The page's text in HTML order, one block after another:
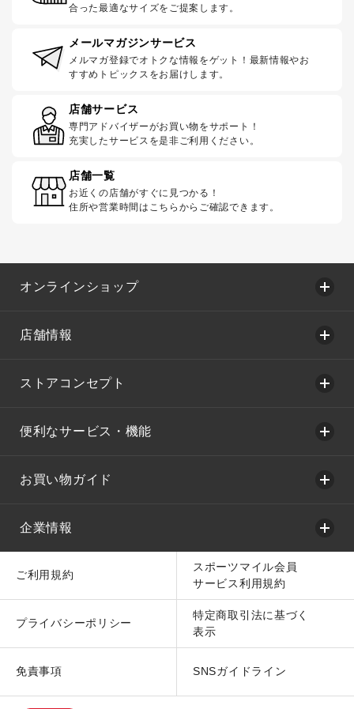
合った最適なサイズをご提案します。
メールマガジンサービス
メルマガ登録でオトクな情報をゲット！最新情報やお
すすめトピックスをお届けします。
店舗サービス
専門アドバイザーがお買い物をサポート！
充実したサービスを是非ご利用ください。
店舗一覧
お近くの店舗がすぐに見つかる！
住所や営業時間はこちらからご確認できます。
オンラインショップ
店舗情報
ストアコンセプト
便利なサービス・機能
お買い物ガイド
企業情報
ご利用規約
スポーツマイル会員
サービス利用規約
プライバシーポリシー
特定商取引法に基づく
表示
免責事項 SNSガイドライン